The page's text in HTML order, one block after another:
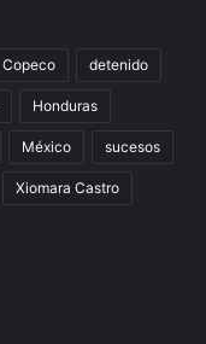
Copeco detenido
Honduras
México sucesos
Xiomara Castro